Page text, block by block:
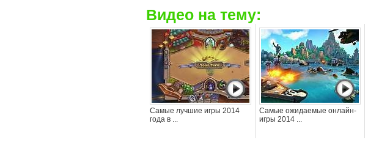
Видео на тему:
Самые лучшие игры 2014
года в ...
Самые ожидаемые онлайн-
игры 2014 ...